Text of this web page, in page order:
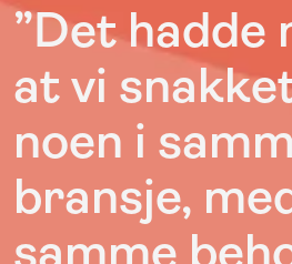
”Det hadde
at vi
noen i
bransje,
samme